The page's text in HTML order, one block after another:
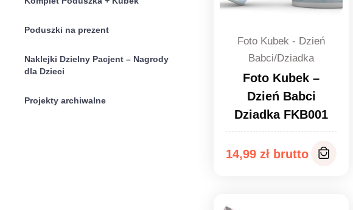
Poduszki na prezent
Naklejki Dzielny Pacjent – Nagrody
dla Dzieci
Projekty archiwalne
Foto Kubek - Dzień
Babci/Dziadka
Foto Kubek –
Dzień Babci
Dziadka FKB001
14,99 zł